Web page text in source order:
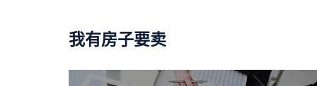
我有房子要卖